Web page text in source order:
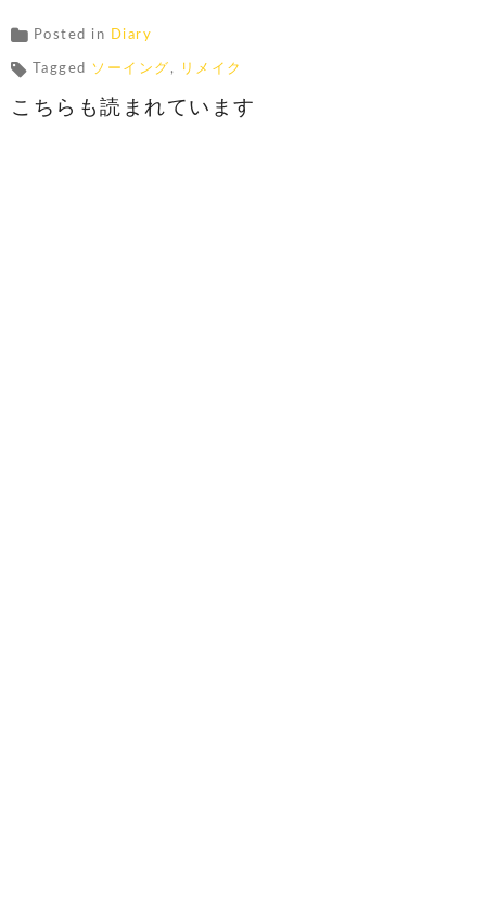
Posted in Diary
Tagged ソーイング , リメイク
こちらも読まれています